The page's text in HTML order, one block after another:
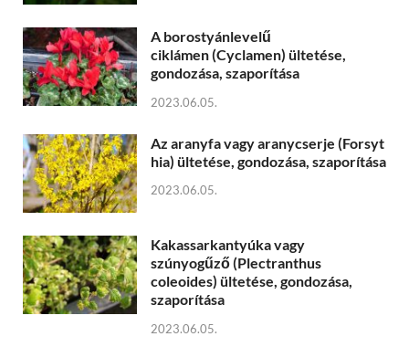
A borostyánlevelű
ciklámen (Cyclamen) ültetése,
gondozása, szaporítása
2023.06.05.
Az aranyfa vagy aranycserje (Forsyt
hia) ültetése, gondozása, szaporítása
2023.06.05.
Kakassarkantyúka vagy
szúnyogűző (Plectranthus
coleoides) ültetése, gondozása,
szaporítása
2023.06.05.